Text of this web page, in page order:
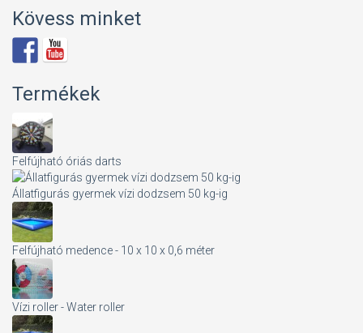
Kövess minket
Termékek
Felfújható óriás darts
Állatfigurás gyermek vízi dodzsem 50 kg-ig
Felfújható medence - 10 x 10 x 0,6 méter
Vízi roller - Water roller